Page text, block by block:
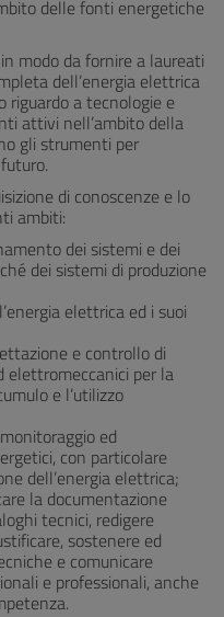
delle fonti energetiche
modo da fornire a laureati
dell’energia elettrica
riguardo a tecnologie e
attivi nell’ambito della
gli strumenti per
di conoscenze e lo
ambiti:
dei sistemi e dei
dei sistemi di produzione
elettrica ed i suoi
e controllo di
elettromeccanici per la
e l’utilizzo
ed
con particolare
dell’energia elettrica;
la documentazione
tecnici, redigere
sostenere ed
e comunicare
e professionali, anche